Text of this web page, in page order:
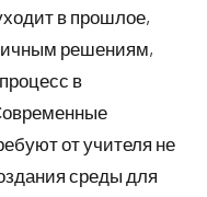
в прошлое,
решениям,
в
от учителя не
среды для